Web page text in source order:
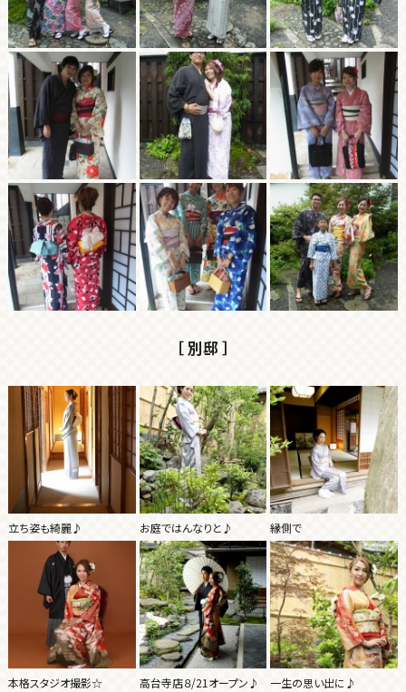
［ 別邸 ］
立ち姿も綺麗♪ お庭ではんなりと♪ 縁側で
本格スタジオ撮影☆ 高台寺店８/21オープン♪ 一生の思い出に♪